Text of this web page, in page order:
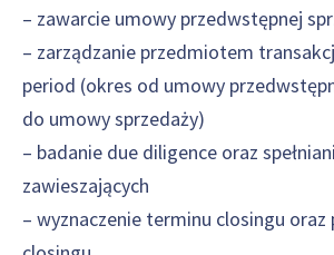
– zawarcie umowy przedwstępnej
– zarządzanie przedmiotem
period (okres od umowy
do umowy sprzedaży)
– badanie due diligence oraz
zawieszających
– wyznaczenie terminu closingu